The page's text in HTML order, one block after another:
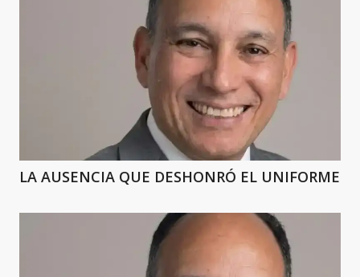
LA AUSENCIA QUE DESHONRÓ EL UNIFORME